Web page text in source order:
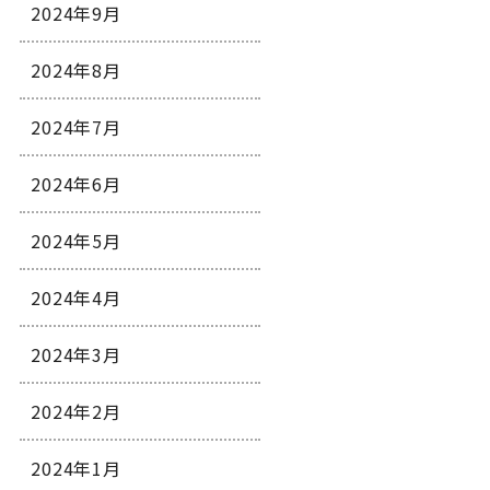
2024年9月
2024年8月
2024年7月
2024年6月
2024年5月
2024年4月
2024年3月
2024年2月
2024年1月